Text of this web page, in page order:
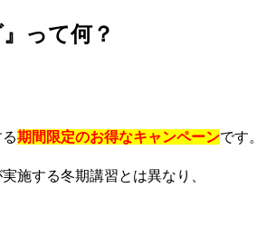
って何？
期間限定のお得なキャンペーンです。
施する冬期講習とは異なり、